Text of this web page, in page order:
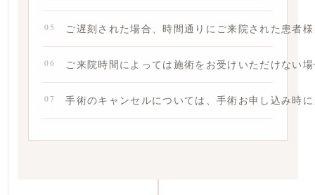
05 ご遅刻された場合、時間通りにご来院された患者
06 ご来院時間によっては施術をお受けいただけない
07 手術のキャンセルについては、手術お申し込み時